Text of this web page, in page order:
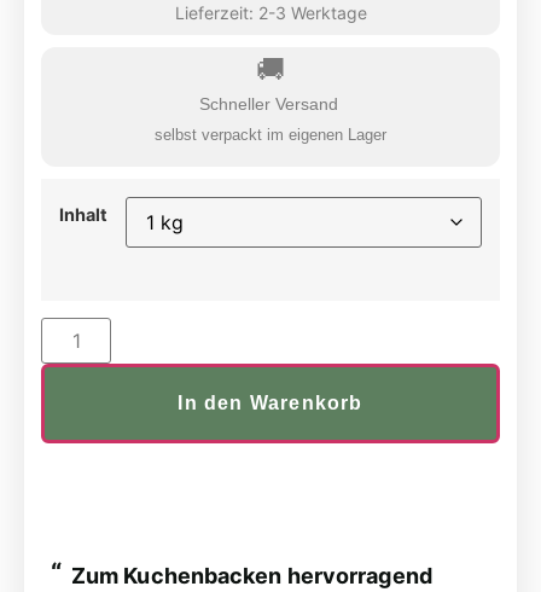
Lieferzeit: 2-3 Werktage
🚚
Schneller Versand
selbst verpackt im eigenen Lager
Inhalt
In den Warenkorb
“ Prima, daß es das Produkt in dieser